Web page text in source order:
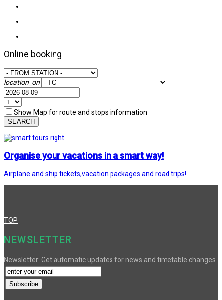
Online booking
location_on
Show Map for route and stops information
SEARCH
Organise your vacations in a smart way!
Airplane and ship tickets,vacation packages and road trips!
TOP
NEWSLETTER
Newsletter: Get automatic updates for news and timetable changes